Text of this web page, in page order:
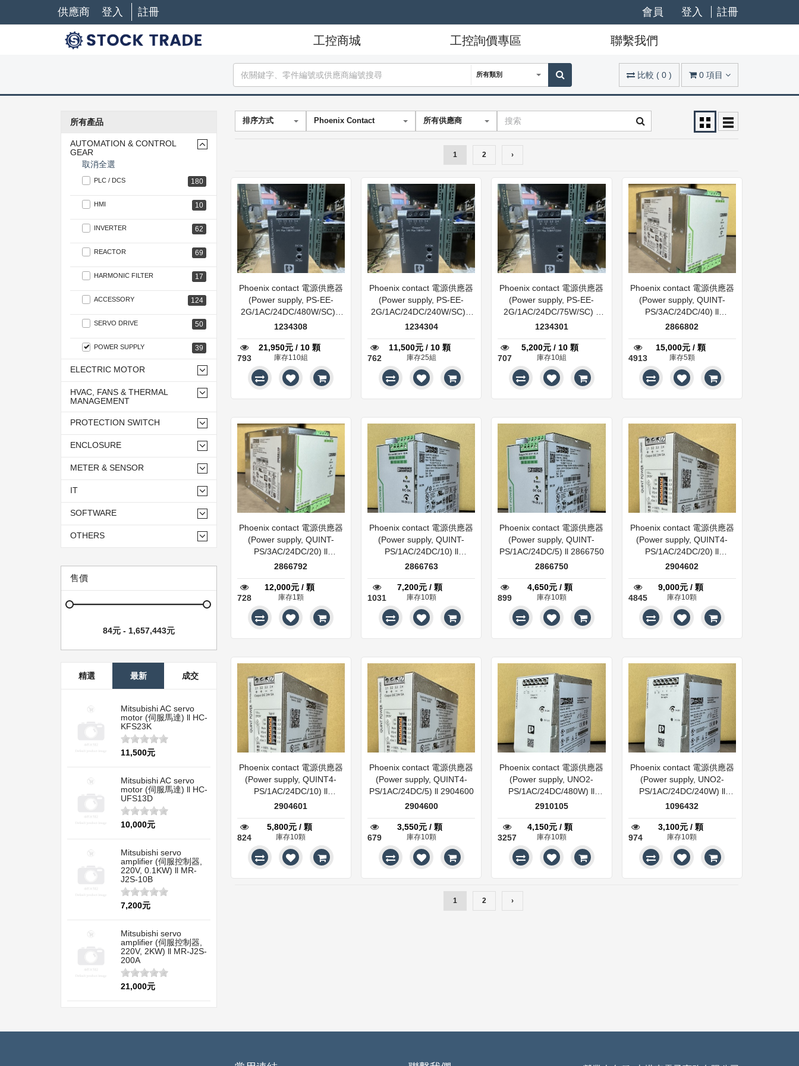
供應商 登入 註冊 會員 登入 註冊
工控商城 工控詢價專區 聯繫我們
所有類別 比較 ( 0 ) 0 項目
所有產品
AUTOMATION & CONTROL
GEAR
取消全選
PLC / DCS 180
HMI 10
INVERTER 62
REACTOR 69
HARMONIC FILTER 17
ACCESSORY 124
SERVO DRIVE 50
POWER SUPPLY 39
ELECTRIC MOTOR
HVAC, FANS & THERMAL
MANAGEMENT
PROTECTION SWITCH
ENCLOSURE
METER & SENSOR
IT
SOFTWARE
OTHERS
售價
精選 最新 成交
Mitsubishi AC servo
motor (伺服馬達) ll HC-
KFS23K
11,500元
Mitsubishi AC servo
motor (伺服馬達) ll HC-
UFS13D
10,000元
Mitsubishi servo
amplifier (伺服控制器,
220V, 0.1KW) ll MR-
J2S-10B
7,200元
Mitsubishi servo
amplifier (伺服控制器,
220V, 2KW) ll MR-J2S-
200A
21,000元
排序方式 Phoenix Contact 所有供應商
1 2 ›
Phoenix contact 電源供應器
(Power supply, PS-EE-
2G/1AC/24DC/480W/SC) ll
1234308
1234308
793
21,950元 / 10 顆
庫存110組
Phoenix contact 電源供應器
(Power supply, PS-EE-
2G/1AC/24DC/240W/SC) ll
1234304
1234304
762
11,500元 / 10 顆
庫存25組
Phoenix contact 電源供應器
(Power supply, PS-EE-
2G/1AC/24DC/75W/SC) ll
1234301
1234301
707
5,200元 / 10 顆
庫存10組
Phoenix contact 電源供應器
(Power supply, QUINT-
PS/3AC/24DC/40) ll
2866802
2866802
4913
15,000元 / 顆
庫存5顆
Phoenix contact 電源供應器
(Power supply, QUINT-
PS/3AC/24DC/20) ll
2866792
2866792
728
12,000元 / 顆
庫存1顆
Phoenix contact 電源供應器
(Power supply, QUINT-
PS/1AC/24DC/10) ll
2866763
2866763
1031
7,200元 / 顆
庫存10顆
Phoenix contact 電源供應器
(Power supply, QUINT-
PS/1AC/24DC/5) ll 2866750
2866750
899
4,650元 / 顆
庫存10顆
Phoenix contact 電源供應器
(Power supply, QUINT4-
PS/1AC/24DC/20) ll
2904602
2904602
4845
9,000元 / 顆
庫存10顆
Phoenix contact 電源供應器
(Power supply, QUINT4-
PS/1AC/24DC/10) ll
2904601
2904601
824
5,800元 / 顆
庫存10顆
Phoenix contact 電源供應器
(Power supply, QUINT4-
PS/1AC/24DC/5) ll 2904600
2904600
679
3,550元 / 顆
庫存10顆
Phoenix contact 電源供應器
(Power supply, UNO2-
PS/1AC/24DC/480W) ll
2910105
2910105
3257
4,150元 / 顆
庫存10顆
Phoenix contact 電源供應器
(Power supply, UNO2-
PS/1AC/24DC/240W) ll
1096432
1096432
974
3,100元 / 顆
庫存10顆
1 2 ›